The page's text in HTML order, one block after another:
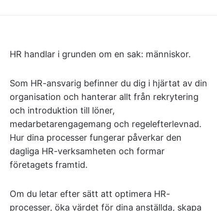
HR handlar i grunden om en sak: människor.
Som HR-ansvarig befinner du dig i hjärtat av din
organisation och hanterar allt från rekrytering
och introduktion till löner,
medarbetarengagemang och regelefterlevnad.
Hur dina processer fungerar påverkar den
dagliga HR-verksamheten och formar
företagets framtid.
Om du letar efter sätt att optimera HR-
processer, öka värdet för dina anställda, skapa